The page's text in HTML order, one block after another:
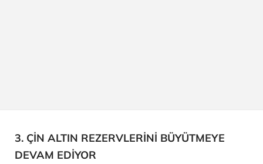
3. ÇİN ALTIN REZERVLERİNİ BÜYÜTMEYE
DEVAM EDİYOR